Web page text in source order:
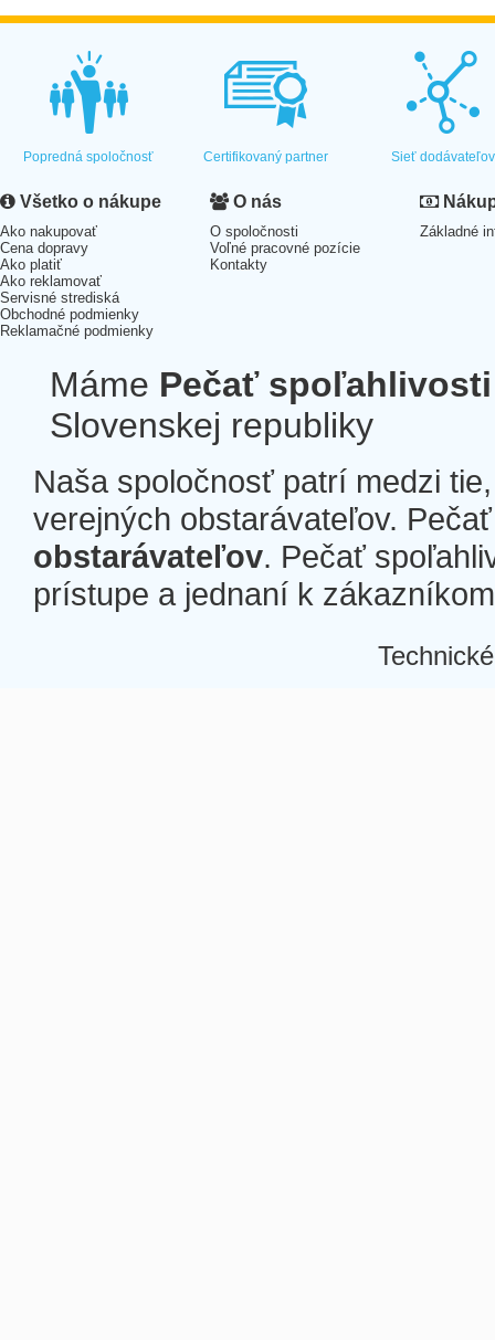
Popredná spoločnosť Certifikovaný partner Sieť dodávateľov
Všetko o nákupe
Ako nakupovať
Cena dopravy
Ako platiť
Ako reklamovať
Servisné strediská
Obchodné podmienky
Reklamačné podmienky
O nás
O spoločnosti
Voľné pracovné pozície
Kontakty
Základné
Máme Pečať spoľahlivosti
Slovenskej republiky
Naša spoločnosť patrí medzi
verejných obstarávateľov.
obstarávateľov. Pečať
prístupe a jednaní k